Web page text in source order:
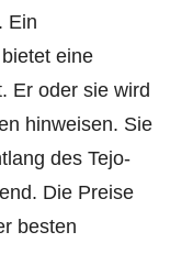
Ein
eine
Er oder sie wird
hinweisen. Sie
des Tejo-
Die Preise
besten